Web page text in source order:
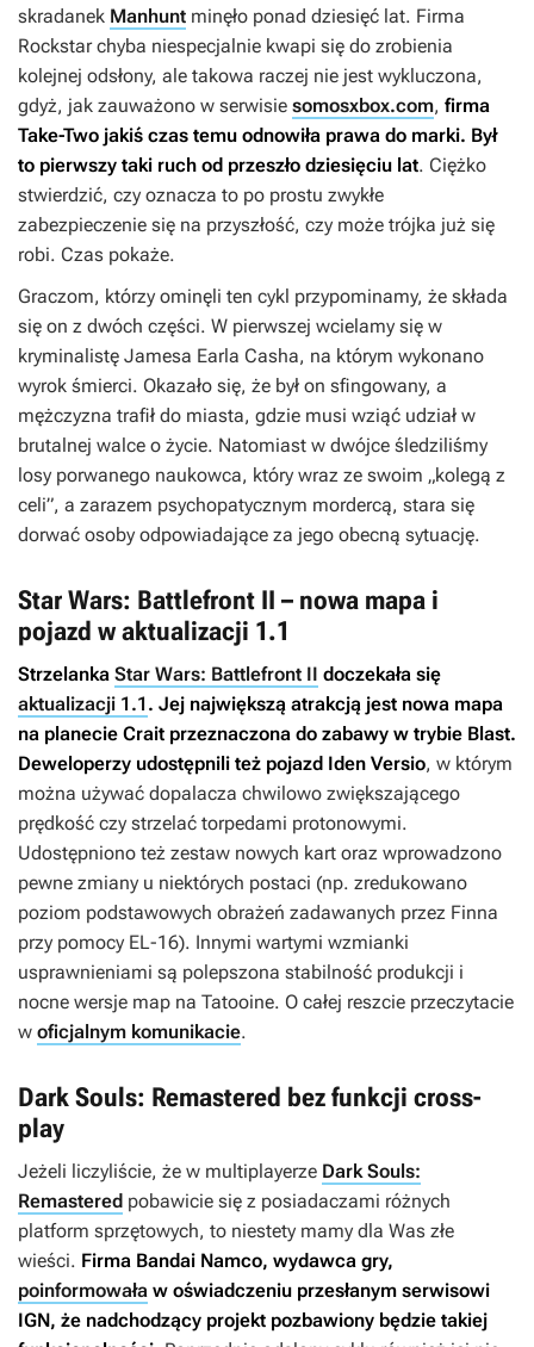
skradanek Manhunt minęło ponad dziesięć lat. Firma
Rockstar chyba niespecjalnie kwapi się do zrobienia
kolejnej odsłony, ale takowa raczej nie jest wykluczona,
gdyż, jak zauważono w serwisie somosxbox.com, firma
Take-Two jakiś czas temu odnowiła prawa do marki. Był
to pierwszy taki ruch od przeszło dziesięciu lat. Ciężko
stwierdzić, czy oznacza to po prostu zwykłe
zabezpieczenie się na przyszłość, czy może trójka już się
robi. Czas pokaże.
Graczom, którzy ominęli ten cykl przypominamy, że składa
się on z dwóch części. W pierwszej wcielamy się w
kryminalistę Jamesa Earla Casha, na którym wykonano
wyrok śmierci. Okazało się, że był on sfingowany, a
mężczyzna trafił do miasta, gdzie musi wziąć udział w
brutalnej walce o życie. Natomiast w dwójce śledziliśmy
losy porwanego naukowca, który wraz ze swoim „kolegą z
celi”, a zarazem psychopatycznym mordercą, stara się
dorwać osoby odpowiadające za jego obecną sytuację.
Star Wars: Battlefront II – nowa mapa i
pojazd w aktualizacji 1.1
Strzelanka Star Wars: Battlefront II doczekała się
aktualizacji 1.1 . Jej największą atrakcją jest nowa mapa
na planecie Crait przeznaczona do zabawy w trybie Blast.
Deweloperzy udostępnili też pojazd Iden Versio, w którym
można używać dopalacza chwilowo zwiększającego
prędkość czy strzelać torpedami protonowymi.
Udostępniono też zestaw nowych kart oraz wprowadzono
pewne zmiany u niektórych postaci (np. zredukowano
poziom podstawowych obrażeń zadawanych przez Finna
przy pomocy EL-16). Innymi wartymi wzmianki
usprawnieniami są polepszona stabilność produkcji i
nocne wersje map na Tatooine. O całej reszcie przeczytacie
w oficjalnym komunikacie.
Dark Souls: Remastered bez funkcji cross-
play
Jeżeli liczyliście, że w multiplayerze Dark Souls:
Remastered pobawicie się z posiadaczami różnych
platform sprzętowych, to niestety mamy dla Was złe
wieści. Firma Bandai Namco, wydawca gry,
poinformowała w oświadczeniu przesłanym serwisowi
IGN, że nadchodzący projekt pozbawiony będzie takiej